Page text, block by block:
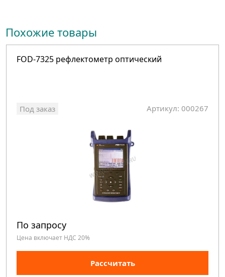
Похожие товары
FOD-7325 рефлектометр оптический
Под заказ Артикул: 000267
По запросу
Цена включает НДС 20%
Рассчитать